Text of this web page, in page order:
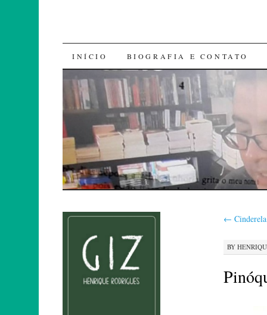
SKIP
TO
CONTENT
INÍCIO BIOGRAFIA E CONTATO
←
BY